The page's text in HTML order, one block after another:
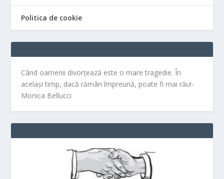
Politica de cookie
Când oamenii divorțează este o mare tragedie. În
același timp, dacă rămân împreună, poate fi mai rău!-
Monica Bellucci